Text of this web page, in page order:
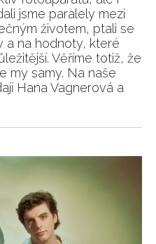
jsme paralely mezi
životem, ptali se
a na hodnoty, které
Věříme totiž, že
my samy. Na naše
Hana Vagnerová a